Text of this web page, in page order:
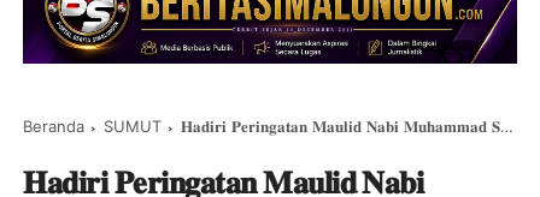
Beranda SUMUT 𝐇𝐚𝐝𝐢𝐫𝐢 𝐏𝐞𝐫𝐢𝐧𝐠𝐚𝐭𝐚𝐧 𝐌𝐚𝐮𝐥𝐢𝐝 𝐍𝐚𝐛𝐢 𝐌𝐮𝐡𝐚𝐦𝐦𝐚𝐝 𝐒𝐀𝐖 𝟏𝟒𝟒𝟕 𝐇 𝐝𝐢 𝐊𝐞𝐜𝐚𝐦𝐚𝐭𝐚𝐧 𝐁𝐨𝐬𝐚𝐫 𝐌𝐚𝐥𝐢𝐠𝐚𝐬, 𝐁𝐮𝐩𝐚𝐭𝐢 𝐁𝐞𝐫𝐩𝐞𝐬𝐚𝐧: 𝐇𝐨𝐫𝐦𝐚𝐭𝐢 𝐝𝐚𝐧 𝐒𝐚𝐲𝐚𝐧𝐠𝐢 𝐎𝐫𝐚𝐧𝐠 𝐓𝐮𝐚
𝐇𝐚𝐝𝐢𝐫𝐢 𝐏𝐞𝐫𝐢𝐧𝐠𝐚𝐭𝐚𝐧 𝐌𝐚𝐮𝐥𝐢𝐝 𝐍𝐚𝐛𝐢